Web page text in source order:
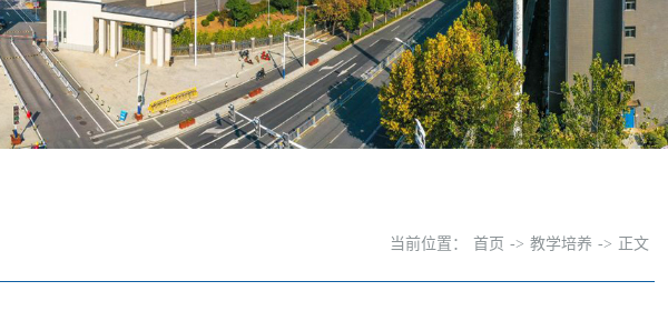
当前位置： 首页 -> 教学培养 -> 正文